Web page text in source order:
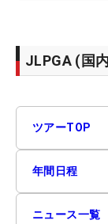
JLPGA (国
ツアーTOP
年間日程
ニュース一覧